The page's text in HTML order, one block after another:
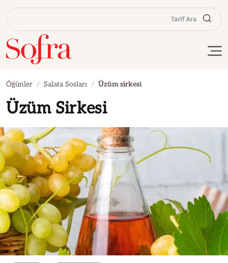
Tarif Ara
Öğünler Salata Sosları Üzüm sirkesi
Üzüm Sirkesi